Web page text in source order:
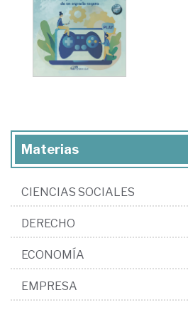
Materias
CIENCIAS SOCIALES
DERECHO
ECONOMÍA
EMPRESA